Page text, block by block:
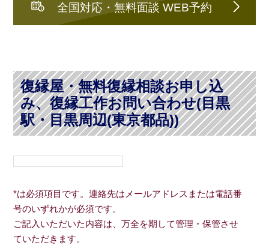
全国対応・無料面談 WEB予約
復縁屋・無料復縁相談お申し込
み、復縁工作お問い合わせ(目黒
駅・目黒周辺(東京都品))
*は必須項目です。連絡先はメールアドレスまたは電話番
号のいずれかが必須です。
ご記入いただいた内容は、万全を期して管理・保管させ
ていただきます。